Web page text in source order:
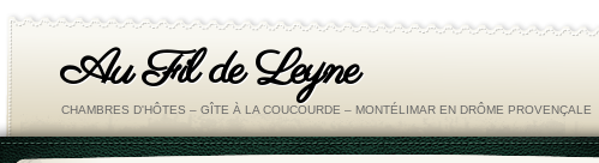
Au Fil de Leyne
CHAMBRES D'HÔTES – GÎTE À LA COUCOURDE – MONTÉLIMAR EN DRÔME PROVENÇALE